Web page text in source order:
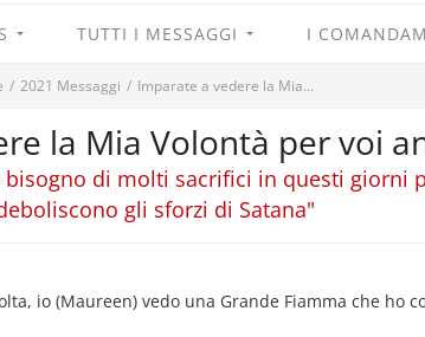
TUTTI I MESSAGGI I
/ 2021 Messaggi / Imparate a vedere la Mia...
la Mia Volontà per voi
bisogno di molti sacrifici in questi giorni
gli sforzi di Satana"
io (Maureen) vedo una Grande Fiamma che ho